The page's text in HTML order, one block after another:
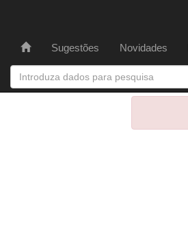
Sugestões Novidades